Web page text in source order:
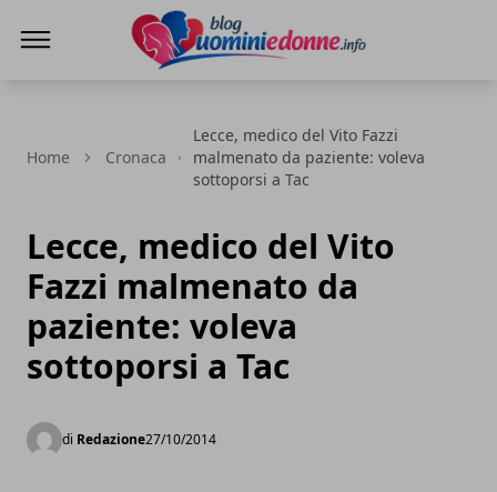
Home Cronaca
Lecce, medico del Vito Fazzi
malmenato da paziente: voleva
sottoporsi a Tac
Lecce, medico del Vito
Fazzi malmenato da
paziente: voleva
sottoporsi a Tac
di Redazione27/10/2014